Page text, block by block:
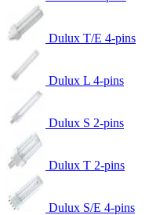
Dulux T/E 4-pins
Dulux L 4-pins
Dulux S 2-pins
Dulux T 2-pins
Dulux S/E 4-pins